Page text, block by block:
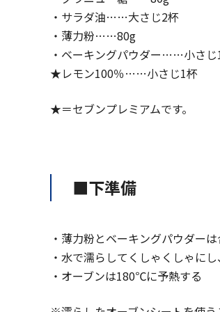
・サラダ油……大さじ2杯
・薄力粉……80g
・ベーキングパウダー……小さじ
★レモン100％……小さじ1杯
★＝セブンプレミアムです。
■下準備
・薄力粉とベーキングパウダー
・水で濡らしてくしゃくしゃに
・オーブンは180℃に予熱する